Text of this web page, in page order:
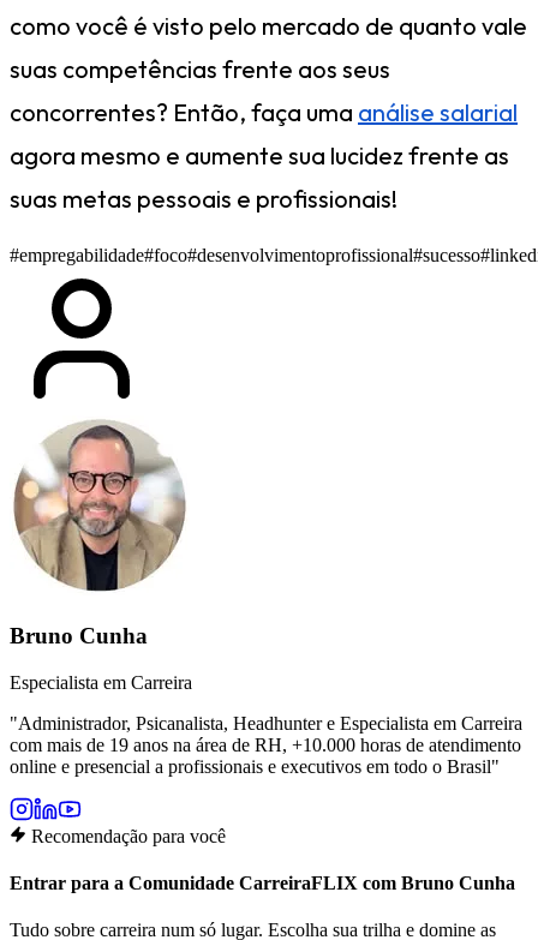
como você é visto pelo mercado de quanto vale
suas competências frente aos seus
concorrentes? Então, faça uma análise salarial
agora mesmo e aumente sua lucidez frente as
suas metas pessoais e profissionais!
#empregabilidade#foco#desenvolvimentoprofissional#sucesso
Bruno Cunha
Especialista em Carreira
"Administrador, Psicanalista, Headhunter e Especialista em Carreira
com mais de 19 anos na área de RH, +10.000 horas de atendimento
online e presencial a profissionais e executivos em todo o Brasil"
Recomendação para você
Entrar para a Comunidade CarreiraFLIX com Bruno Cunha
Tudo sobre carreira num só lugar. Escolha sua trilha e domine as